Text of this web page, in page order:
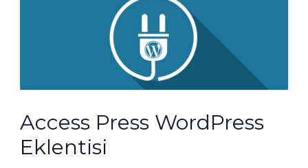
Access Press WordPress
Eklentisi